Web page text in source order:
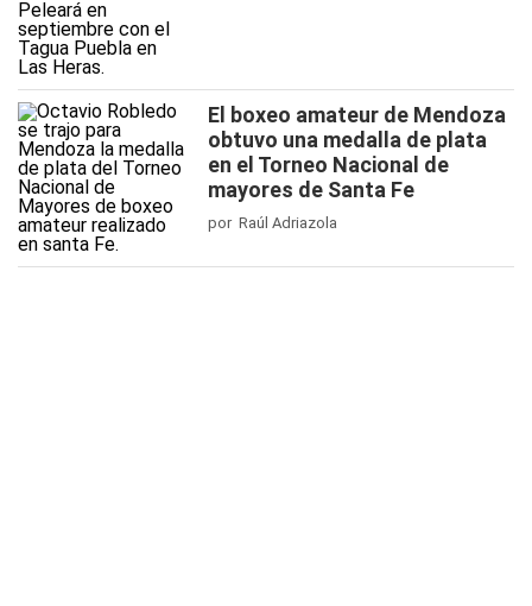
El boxeo amateur de Mendoza
obtuvo una medalla de plata
en el Torneo Nacional de
mayores de Santa Fe
por Raúl Adriazola